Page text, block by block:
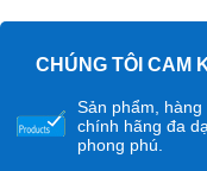
CHÚNG TÔI CAM
Sản phẩm, hàng
chính hãng đa
phong phú.